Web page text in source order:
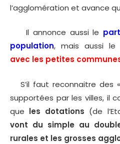
l’agglomération et avance
Il annonce aussi le
population, mais aussi le
avec les petites
S’il faut reconnaitre des «
supportées par les villes, il
que les dotations (de
vont du simple au
rurales et les grosses